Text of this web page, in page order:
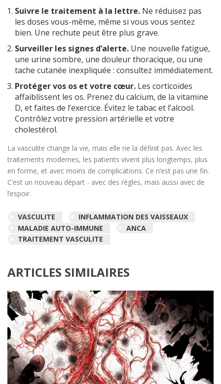
Suivre le traitement à la lettre. Ne réduisez pas
les doses vous-même, même si vous vous sentez
bien. Une rechute peut être plus grave.
Surveiller les signes d’alerte. Une nouvelle fatigue,
une urine sombre, une douleur thoracique, ou une
tache cutanée inexpliquée : consultez immédiatement.
Protéger vos os et votre cœur. Les corticoïdes
affaiblissent les os. Prenez du calcium, de la vitamine
D, et faites de l’exercice. Évitez le tabac et l’alcool.
Contrôlez votre pression artérielle et votre
cholestérol.
La vasculite change la vie, mais elle ne la définit pas. Avec les
traitements modernes, les patients vivent plus longtemps, plus
en forme, et avec moins de complications. Ce n’est pas une fin.
C’est un nouveau départ - avec des règles, mais aussi avec de
l’espoir.
VASCULITE
INFLAMMATION DES VAISSEAUX
MALADIE AUTO-IMMUNE
ANCA
TRAITEMENT VASCULITE
ARTICLES SIMILAIRES